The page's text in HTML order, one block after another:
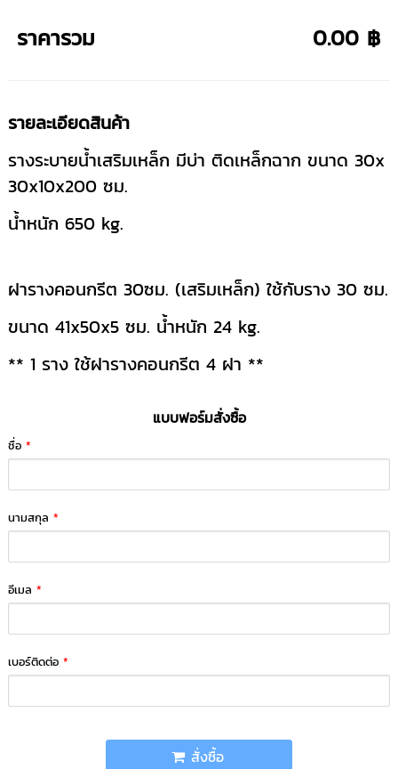
ราคารวม 0.00 ฿
รายละเอียดสินค้า
รางระบายน้ำเสริมเหล็ก มีบ่า ติดเหล็กฉาก ขนาด 30x
30x10x200 ซม.
น้ำหนัก 650 kg.
ฝารางคอนกรีต 30ซม. (เสริมเหล็ก) ใช้กับราง 30 ซม.
ขนาด 41x50x5 ซม. น้ำหนัก 24 kg.
** 1 ราง ใช้ฝารางคอนกรีต 4 ฝา **
แบบฟอร์มสั่งซื้อ
ชื่อ*
นามสกุล*
อีเมล*
เบอร์ติดต่อ*
สั่งซื้อ